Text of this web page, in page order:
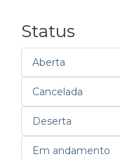
Status
Aberta
Cancelada
Deserta
Em andamento